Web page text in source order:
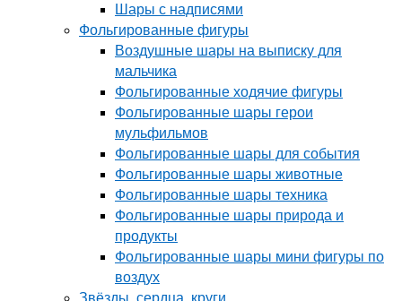
Шары с надписями
Фольгированные фигуры
Воздушные шары на выписку для
мальчика
Фольгированные ходячие фигуры
Фольгированные шары герои
мульфильмов
Фольгированные шары для события
Фольгированные шары животные
Фольгированные шары техника
Фольгированные шары природа и
продукты
Фольгированные шары мини фигуры по
воздух
Звёзды, сердца, круги